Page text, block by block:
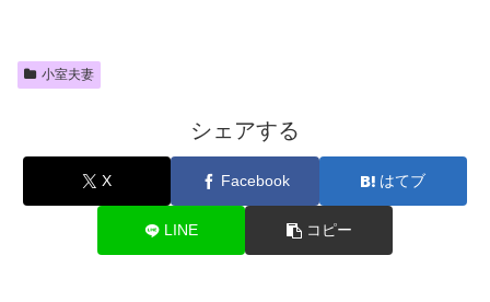
小室夫妻
シェアする
X Facebook はてブ
LINE コピー